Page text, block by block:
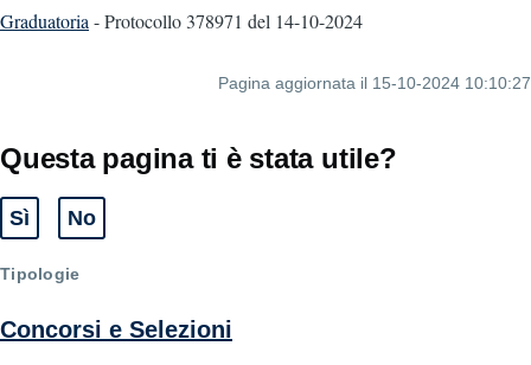
Graduatoria - Protocollo 378971 del 14-10-2024
Pagina aggiornata il 15-10-2024 10:10:27
Questa pagina ti è stata utile?
Sì
Tipologie
Concorsi e Selezioni